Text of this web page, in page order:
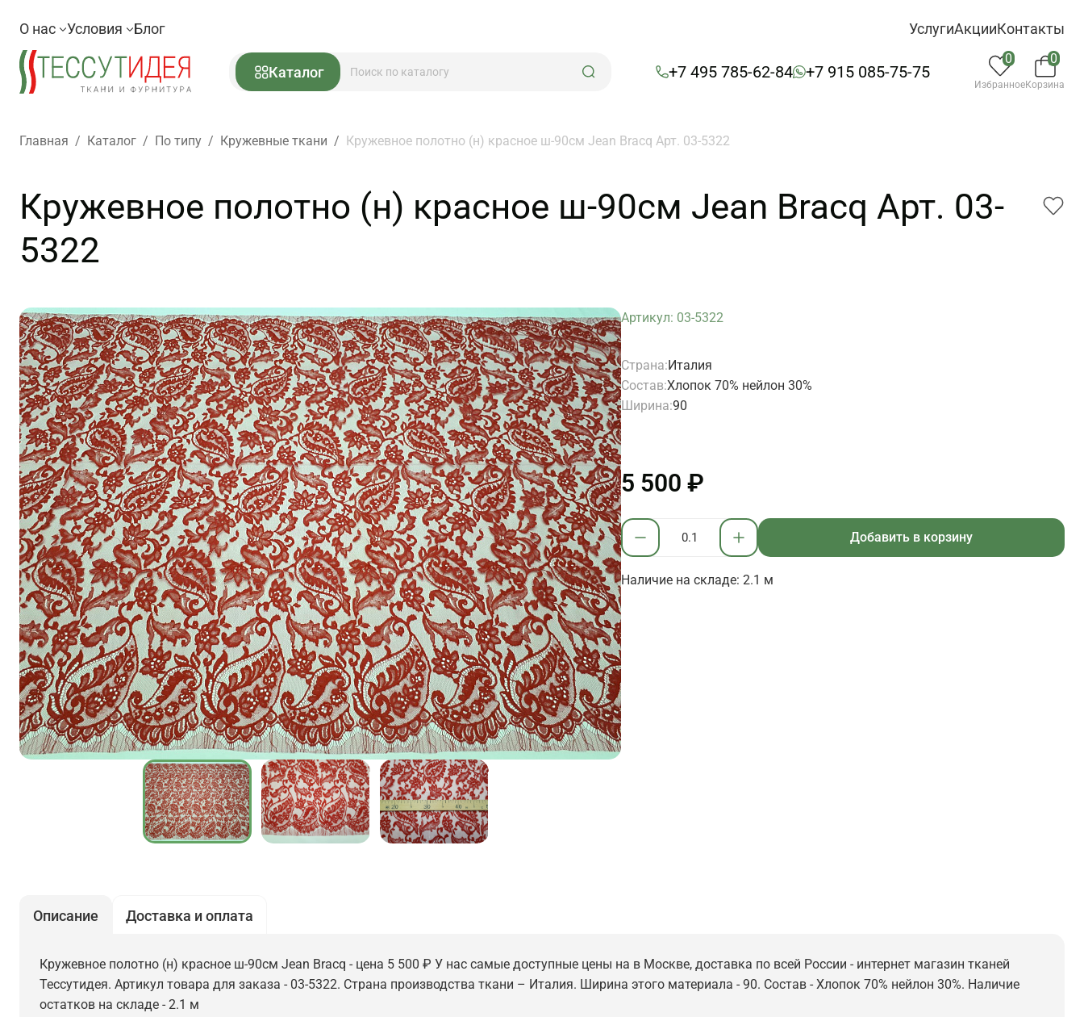
О нас Условия Блог УслугиАкцииКонтакты
Каталог +7 495 785-62-84 +7 915 085-75-75
0
Избранное
0
Корзина
Главная / Каталог / По типу / Кружевные ткани / Кружевное полотно (н) красное ш-90см Jean Bracq Арт. 03-5322
Кружевное полотно (н) красное ш-90см Jean Bracq Арт. 03-
5322
Артикул: 03-5322
Страна:Италия
Состав:Хлопок 70% нейлон 30%
Ширина:90
5 500 ₽
Добавить в корзину
Наличие на складе: 2.1 м
Описание Доставка и оплата
Кружевное полотно (н) красное ш-90см Jean Bracq - цена 5 500 ₽ У нас самые доступные цены на в Москве, доставка по всей России - интернет магазин тканей
Тессутидея. Артикул товара для заказа - 03-5322. Страна производства ткани – Италия. Ширина этого материала - 90. Состав - Хлопок 70% нейлон 30%. Наличие
остатков на складе - 2.1 м